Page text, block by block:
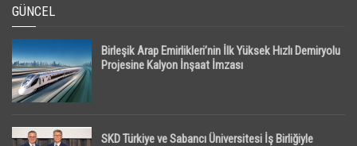
GÜNCEL
Birleşik Arap Emirlikleri’nin İlk Yüksek Hızlı Demiryolu
Projesine Kalyon İnşaat İmzası
SKD Türkiye ve Sabancı Üniversitesi İş Birliğiyle